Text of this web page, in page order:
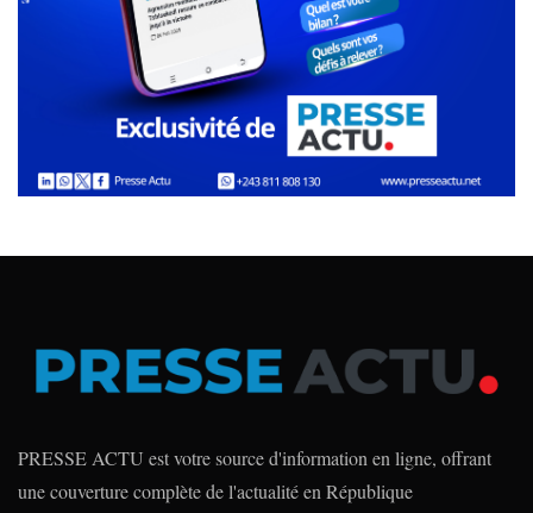
PRESSE ACTU est votre source d'information en ligne, offrant
une couverture complète de l'actualité en République